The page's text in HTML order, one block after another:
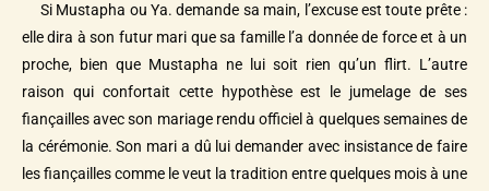
Si Mustapha ou Ya. demande sa main, l’excuse est toute prête :
elle dira à son futur mari que sa famille l’a donnée de force et à un
proche, bien que Mustapha ne lui soit rien qu’un flirt. L’autre
raison qui confortait cette hypothèse est le jumelage de ses
fiançailles avec son mariage rendu officiel à quelques semaines de
la cérémonie. Son mari a dû lui demander avec insistance de faire
les fiançailles comme le veut la tradition entre quelques mois à une